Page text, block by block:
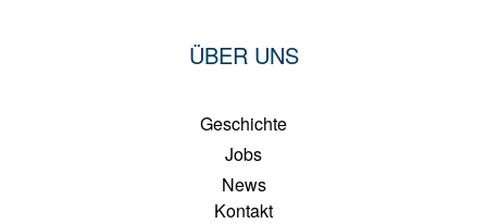
ÜBER UNS
Geschichte
Jobs
News
Kontakt